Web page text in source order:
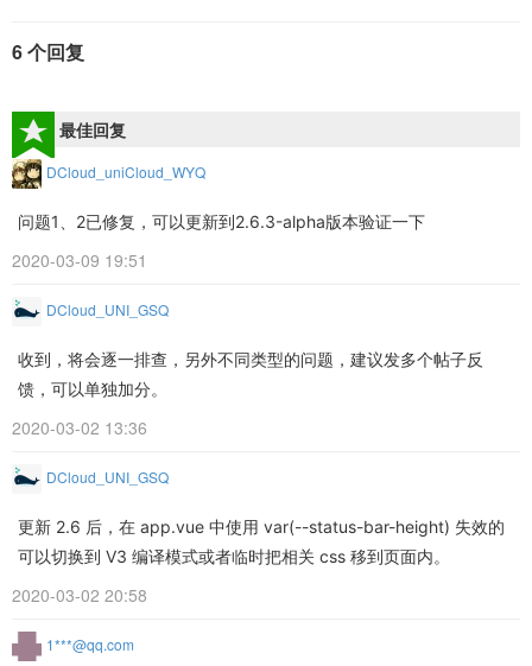
6 个回复
最佳回复
DCloud_uniCloud_WYQ
问题1、2已修复，可以更新到2.6.3-alpha版本验证一下
2020-03-09 19:51
DCloud_UNI_GSQ
收到，将会逐一排查，另外不同类型的问题，建议发多个帖子反
馈，可以单独加分。
2020-03-02 13:36
DCloud_UNI_GSQ
更新 2.6 后，在 app.vue 中使用 var(--status-bar-height) 失效的
可以切换到 V3 编译模式或者临时把相关 css 移到页面内。
2020-03-02 20:58
1***@qq.com